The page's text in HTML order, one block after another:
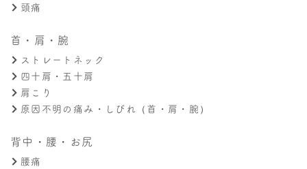
頭痛
首・肩・腕
ストレートネック
四十肩・五十肩
肩こり
原因不明の痛み・しびれ（首・肩・腕）
背中・腰・お尻
腰痛